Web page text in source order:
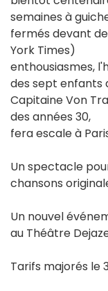
semaines à
fermés devant
York Times)
enthousiasmes,
des sept enfants
Capitaine Von
des années 30,
fera escale à
Un spectacle
chansons
Un nouvel
au Théâtre
Tarifs majorés le